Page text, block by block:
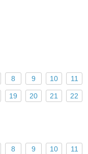
8 9 10 11
19 20 21 22
8 9 10 11